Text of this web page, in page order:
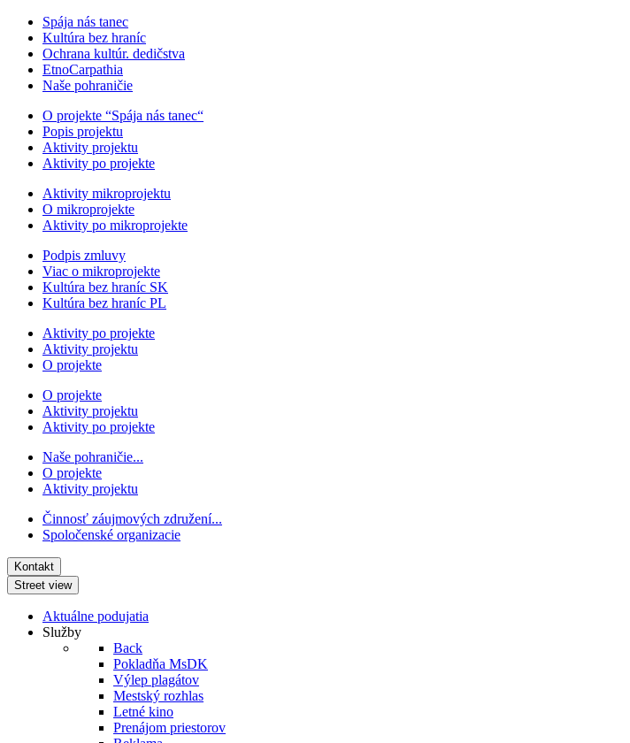
Spája nás tanec
Kultúra bez hraníc
Ochrana kultúr. dedičstva
EtnoCarpathia
Naše pohraničie
O projekte “Spája nás tanec“
Popis projektu
Aktivity projektu
Aktivity po projekte
Aktivity mikroprojektu
O mikroprojekte
Aktivity po mikroprojekte
Podpis zmluvy
Viac o mikroprojekte
Kultúra bez hraníc SK
Kultúra bez hraníc PL
Aktivity po projekte
Aktivity projektu
O projekte
O projekte
Aktivity projektu
Aktivity po projekte
Naše pohraničie...
O projekte
Aktivity projektu
Činnosť záujmových združení...
Spoločenské organizacie
Kontakt
Street view
Aktuálne podujatia
Služby
Back
Pokladňa MsDK
Výlep plagátov
Mestský rozhlas
Letné kino
Prenájom priestorov